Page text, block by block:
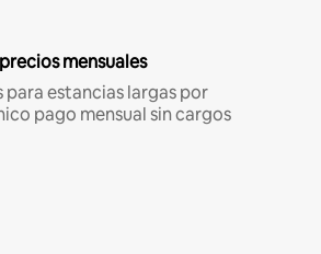
mensuales
para estancias largas por
pago mensual sin cargos